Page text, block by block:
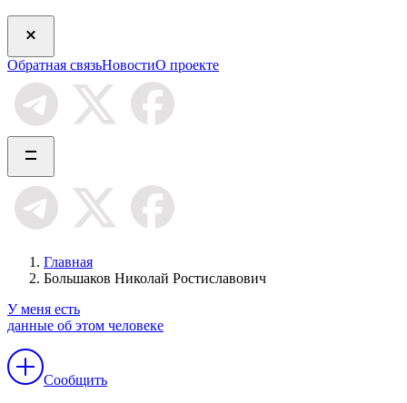
Обратная связьНовостиО проекте
Главная
Большаков Николай Ростиславович
У меня есть
данные об этом человеке
Сообщить